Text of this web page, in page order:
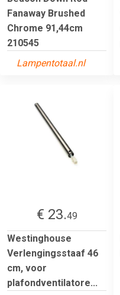
Fanaway Brushed
Chrome 91,44cm
210545
Lampentotaal.nl
€ 23.49
Westinghouse
Verlengingsstaaf 46
cm, voor
plafondventilatore...